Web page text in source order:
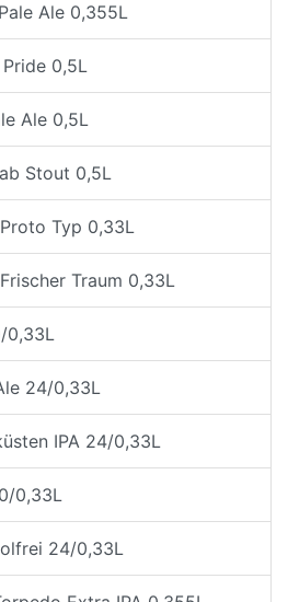
Ale 0,355L
0,5L
Ale 0,5L
Stout 0,5L
Typ 0,33L
Traum 0,33L
0,33L
24/0,33L
IPA 24/0,33L
0,33L
24/0,33L